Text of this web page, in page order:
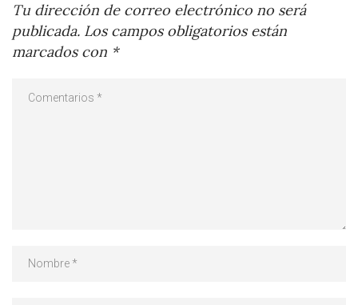
Tu dirección de correo electrónico no será
publicada. Los campos obligatorios están
marcados con *